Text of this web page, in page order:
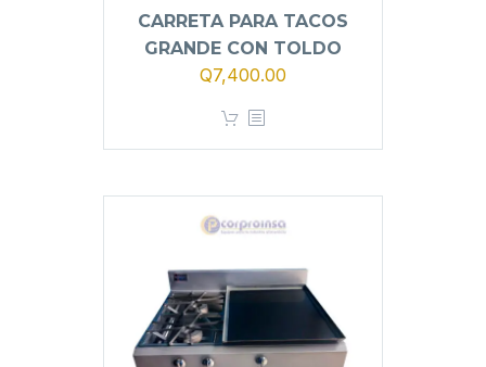
CARRETA PARA TACOS
GRANDE CON TOLDO
Q7,400.00